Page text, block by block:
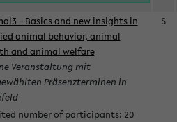
– Basics and new insights in
animal behavior, animal
and animal welfare
Veranstaltung mit
Präsenzterminen in
number of participants: 20
S